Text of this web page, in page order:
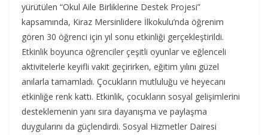
yürütülen “Okul Aile Birliklerine Destek Projesi”
kapsamında, Kiraz Mersinlidere İlkokulu’nda öğrenim
gören 30 öğrenci için yıl sonu etkinliği gerçekleştirildi.
Etkinlik boyunca öğrenciler çeşitli oyunlar ve eğlenceli
aktivitelerle keyifli vakit geçirirken, eğitim yılını güzel
anılarla tamamladı. Çocukların mutluluğu ve heyecanı
etkinliğe renk kattı. Etkinlik, çocukların sosyal gelişimlerini
desteklemenin yanı sıra dayanışma ve paylaşma
duygularını da güçlendirdi. Sosyal Hizmetler Dairesi